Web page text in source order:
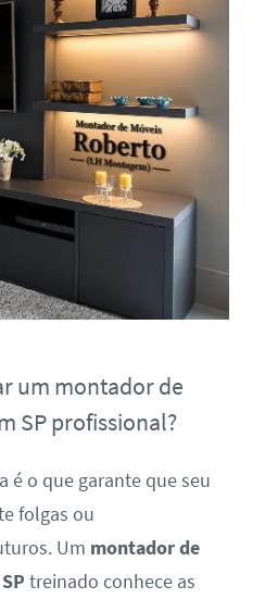
um montador de
SP profissional?
é o que garante que seu
folgas ou
Um montador de
treinado conhece as